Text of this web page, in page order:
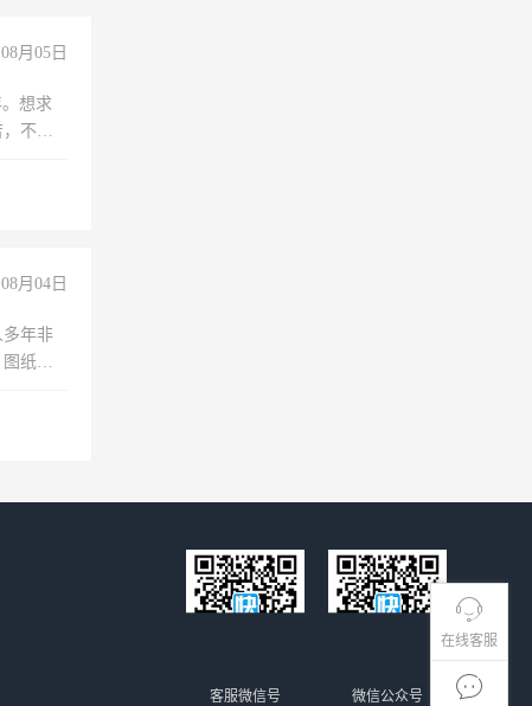
在线客服
08月05日
想求
不怕
08月04日
多年非
纸制
微信公众号
客服微信号